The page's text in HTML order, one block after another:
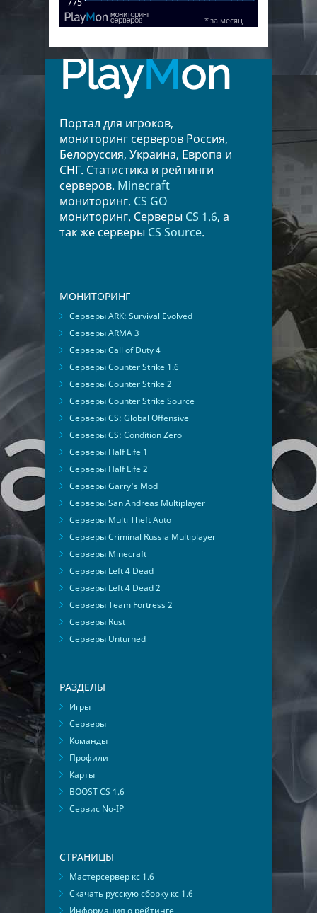
PlayMon
Портал для игроков,
мониторинг серверов Россия,
Белоруссия, Украина, Европа и
СНГ. Статистика и рейтинги
серверов. Minecraft
мониторинг. CS GO
мониторинг. Серверы CS 1.6, а
так же серверы CS Source.
МОНИТОРИНГ
Серверы ARK: Survival Evolved
Серверы ARMA 3
Серверы Call of Duty 4
Серверы Counter Strike 1.6
Серверы Counter Strike 2
Серверы Counter Strike Source
Серверы CS: Global Offensive
Серверы CS: Condition Zero
Серверы Half Life 1
Серверы Half Life 2
Серверы Garry's Mod
Серверы San Andreas Multiplayer
Серверы Multi Theft Auto
Серверы Criminal Russia Multiplayer
Серверы Minecraft
Серверы Left 4 Dead
Серверы Left 4 Dead 2
Серверы Team Fortress 2
Серверы Rust
Серверы Unturned
РАЗДЕЛЫ
Игры
Серверы
Команды
Профили
Карты
BOOST CS 1.6
Сервис No-IP
СТРАНИЦЫ
Мастерсервер кс 1.6
Скачать русскую сборку кс 1.6